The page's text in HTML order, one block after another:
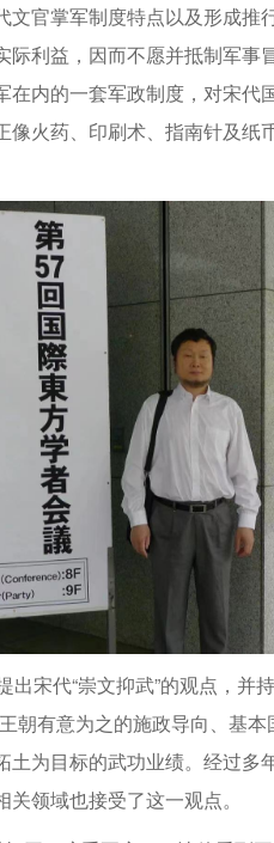
官掌军制度特点以及形成推
利益，因而不愿并抵制军事
内的一套军政制度，对宋代
火药、印刷术、指南针及纸
宋代“崇文抑武”的观点，并
朝有意为之的施政导向、基
为目标的武功业绩。经过多
领域也接受了这一观点。